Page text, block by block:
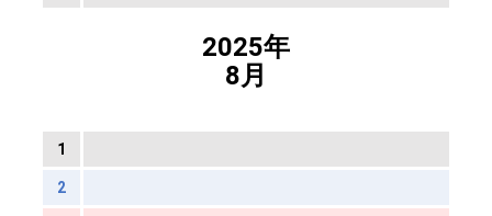
2025年
8月
1
2